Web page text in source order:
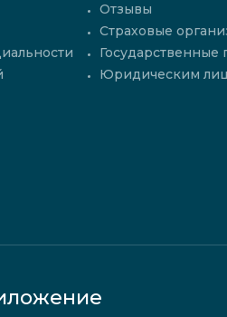
Отзывы
Страховые
Юридическим